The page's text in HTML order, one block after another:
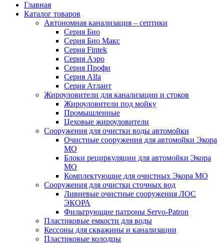
Главная
Каталог товаров
Автономная канализация – септики
Серия Био
Серия Био Макс
Серия Fintek
Серия Аэро
Серия Профи
Серия Alfa
Серия Атлант
Жироуловители для канализации и стоков
Жироуловители под мойку
Промышленные
Цеховые жироуловители
Сооружения для очистки воды автомойки
Очистные сооружения для автомойки Экора
МО
Блоки рециркуляции для автомойки Экора
МО
Комплектующие для очистных Экора МО
Сооружения для очистки сточных вод
Ливневые очистные сооружения ЛОС
ЭКОРА
Фильтрующие патроны Servo-Patron
Пластиковые емкости для воды
Кессоны для скважины и канализации
Пластиковые колодцы